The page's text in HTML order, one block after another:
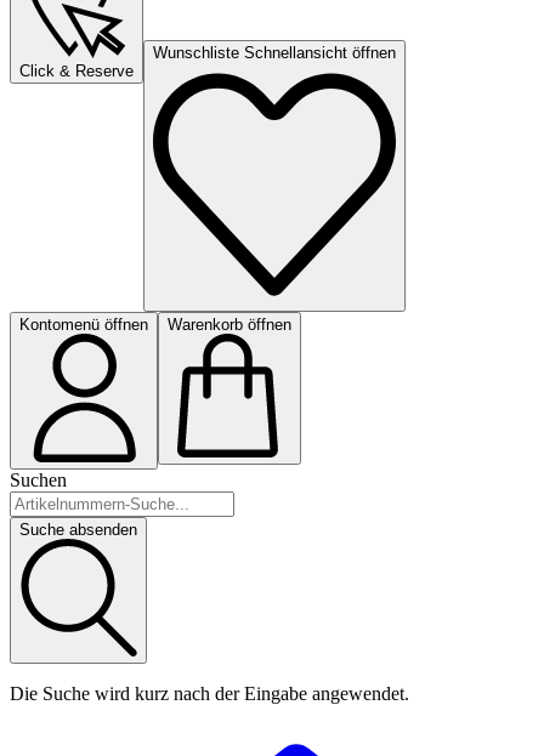
Click & Reserve
Wunschliste Schnellansicht öffnen
Kontomenü öffnen Warenkorb öffnen
Suchen
Suche absenden
Die Suche wird kurz nach der Eingabe angewendet.